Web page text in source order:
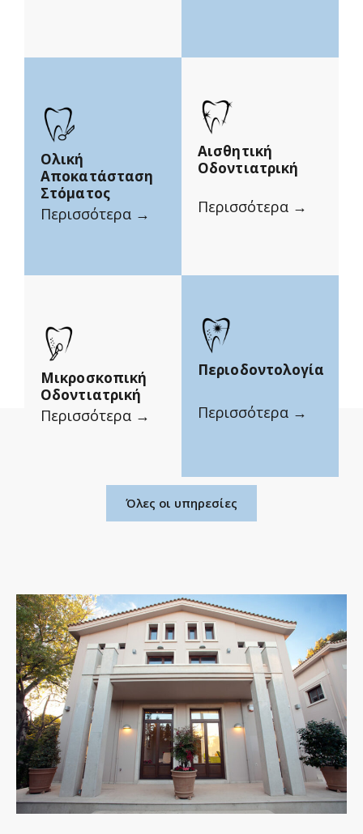
Ολική
Αποκατάσταση
Στόματος
Περισσότερα →
Αισθητική
Οδοντιατρική
Περισσότερα →
Μικροσκοπική
Οδοντιατρική
Περισσότερα →
Περιοδοντολογία
Περισσότερα →
Όλες οι υπηρεσίες